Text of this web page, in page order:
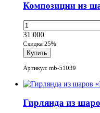
Композиции из
31 000
Скидка 25%
Артикул: mb-51039
Гирлянда из